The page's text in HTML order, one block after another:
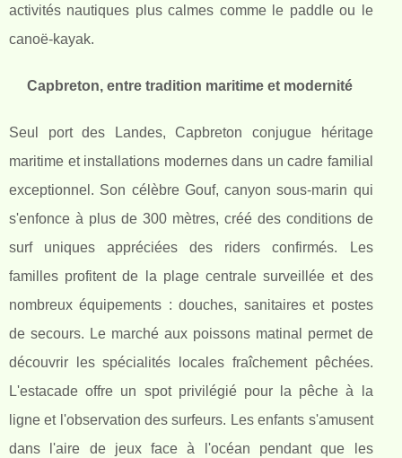
activités nautiques plus calmes comme le paddle ou le
canoë-kayak.
Capbreton, entre tradition maritime et modernité
Seul port des Landes, Capbreton conjugue héritage
maritime et installations modernes dans un cadre familial
exceptionnel. Son célèbre Gouf, canyon sous-marin qui
s'enfonce à plus de 300 mètres, créé des conditions de
surf uniques appréciées des riders confirmés. Les
familles profitent de la plage centrale surveillée et des
nombreux équipements : douches, sanitaires et postes
de secours. Le marché aux poissons matinal permet de
découvrir les spécialités locales fraîchement pêchées.
L'estacade offre un spot privilégié pour la pêche à la
ligne et l'observation des surfeurs. Les enfants s'amusent
dans l'aire de jeux face à l'océan pendant que les